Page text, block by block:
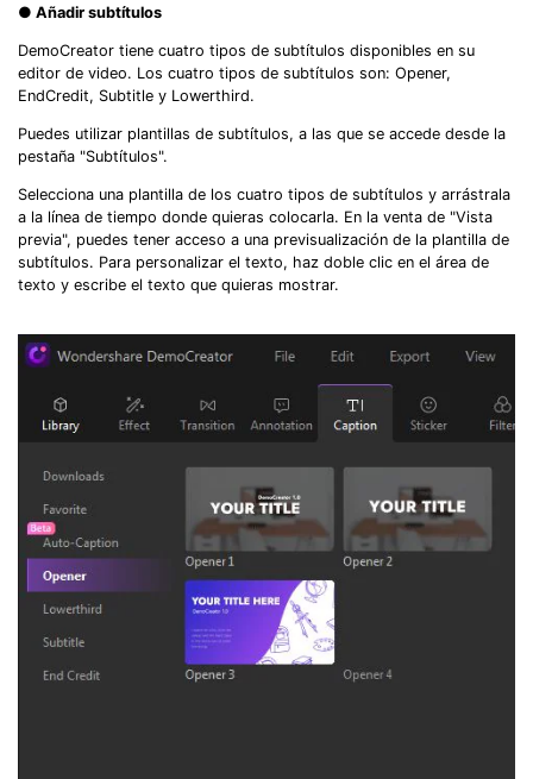
● Añadir subtítulos
DemoCreator tiene cuatro tipos de subtítulos disponibles en su
editor de video. Los cuatro tipos de subtítulos son: Opener,
EndCredit, Subtitle y Lowerthird.
Puedes utilizar plantillas de subtítulos, a las que se accede desde la
pestaña "Subtítulos".
Selecciona una plantilla de los cuatro tipos de subtítulos y arrástrala
a la línea de tiempo donde quieras colocarla. En la venta de "Vista
previa", puedes tener acceso a una previsualización de la plantilla de
subtítulos. Para personalizar el texto, haz doble clic en el área de
texto y escribe el texto que quieras mostrar.